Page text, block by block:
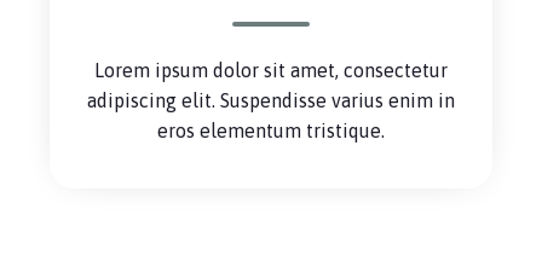
Lorem ipsum dolor sit amet, consectetur
adipiscing elit. Suspendisse varius enim in
eros elementum tristique.